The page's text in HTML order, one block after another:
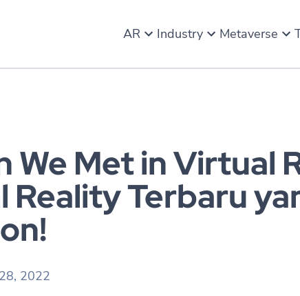
AR Industry Metaverse
We Met in Virtual
Reality Terbaru
2022